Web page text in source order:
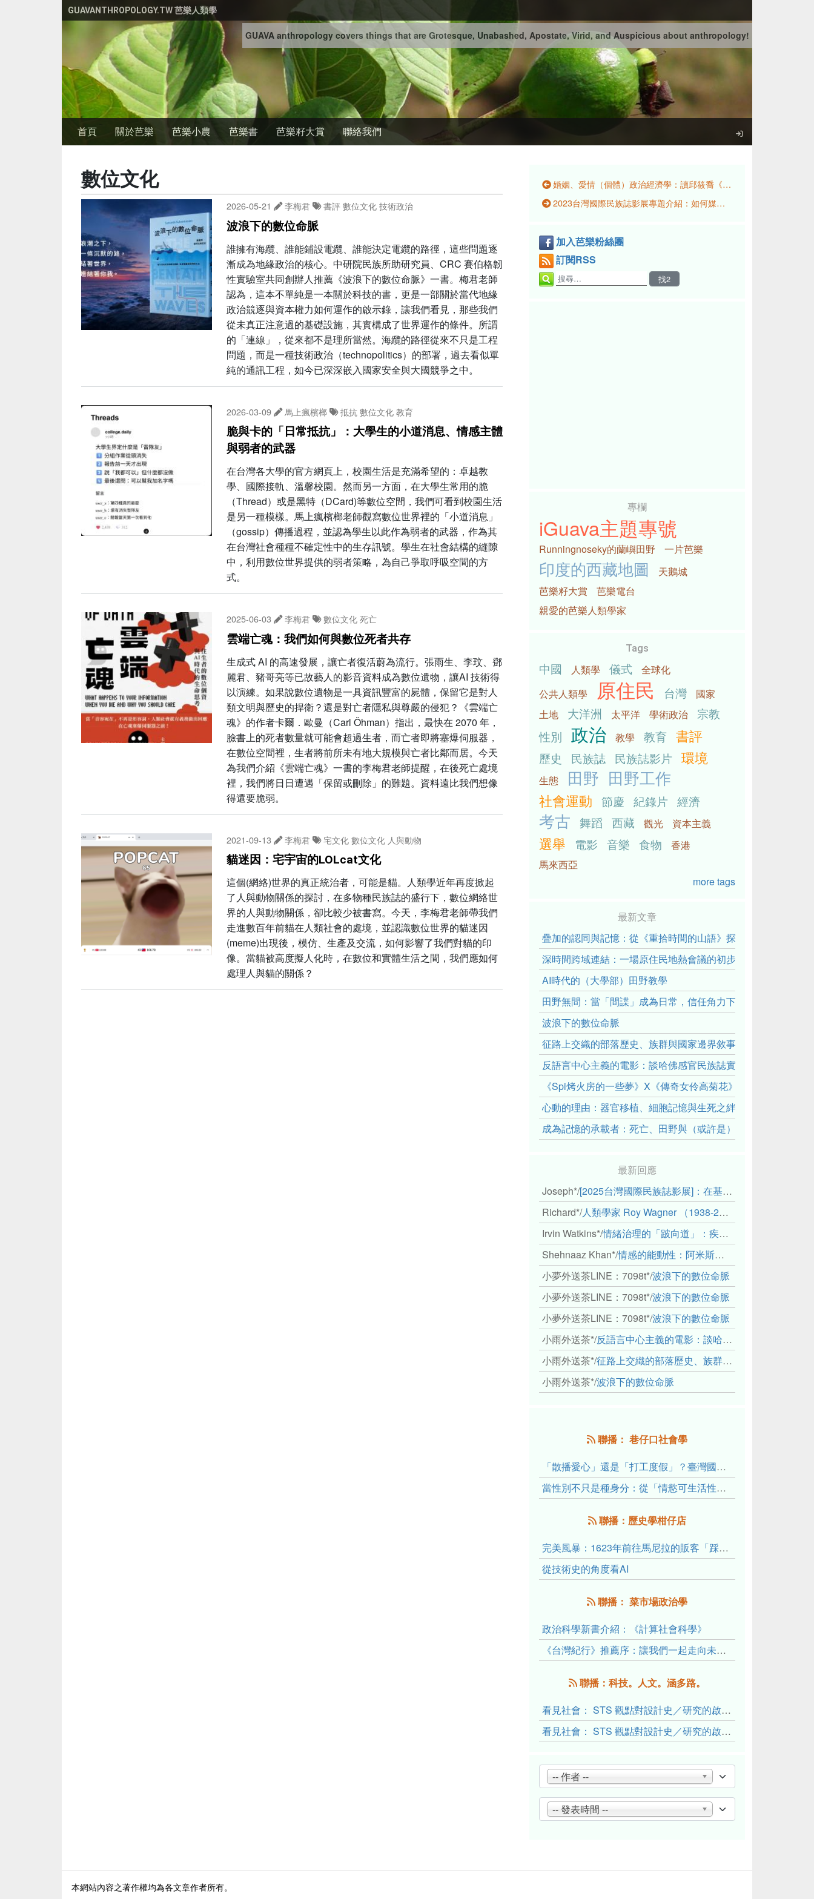
GUAVANTHROPOLOGY.TW 芭樂人類學
GUAVA anthropology covers things that are Grotesque, Unabashed, Apostate, Virid, and Auspicious about anthropology!
首頁 關於芭樂 芭樂小農 芭樂書 芭樂籽大賞 聯絡我們
數位文化
2026-05-21 李梅君 書評數位文化技術政治
波浪下的數位命脈
誰擁有海纜、誰能鋪設電纜、誰能決定電纜的路徑，這些問題逐
漸成為地緣政治的核心。中研院民族所助研究員、CRC 賽伯格韌
性實驗室共同創辦人推薦《波浪下的數位命脈》一書。梅君老師
認為，這本不單純是一本關於科技的書，更是一部關於當代地緣
政治競逐與資本權力如何運作的啟示錄，讓我們看見，那些我們
從未真正注意過的基礎設施，其實構成了世界運作的條件。所謂
的「連線」，從來都不是理所當然。海纜的路徑從來不只是工程
問題，而是一種技術政治（technopolitics）的部署，過去看似單
純的通訊工程，如今已深深嵌入國家安全與大國競爭之中。
2026-03-09 馬上瘋檳榔 抵抗 數位文化教育
脆與卡的「日常抵抗」：大學生的小道消息、情感主體
與弱者的武器
在台灣各大學的官方網頁上，校園生活是充滿希望的：卓越教
學、國際接軌、溫馨校園。然而另一方面，在大學生常用的脆
（Thread）或是黑特（DCard)等數位空間，我們可看到校園生活
是另一種模樣。馬上瘋檳榔老師觀寫數位世界裡的「小道消息」
（gossip）傳播過程，並認為學生以此作為弱者的武器，作為其
在台灣社會種種不確定性中的生存訊號。學生在社會結構的縫隙
中，利用數位世界提供的弱者策略，為自己爭取呼吸空間的方
式。
2025-06-03 李梅君 數位文化死亡
雲端亡魂：我們如何與數位死者共存
生成式 AI 的高速發展，讓亡者復活蔚為流行。張雨生、李玟、鄧
麗君、豬哥亮等已故藝人的影音資料成為數位遺物，讓AI 技術得
以演練。如果說數位遺物是一具資訊豐富的屍體，保留它是對人
類文明與歷史的捍衛？還是對亡者隱私與尊嚴的侵犯？《雲端亡
魂》的作者卡爾．歐曼（Carl Öhman）指出，最快在 2070 年，
臉書上的死者數量就可能會超過生者，而亡者即將塞爆伺服器，
在數位空間裡，生者將前所未有地大規模與亡者比鄰而居。今天
為我們介紹《雲端亡魂》一書的李梅君老師提醒，在後死亡處境
裡，我們將日日遭遇「保留或刪除」的難題。資料遠比我們想像
得還要脆弱。
2021-09-13 李梅君 宅文化數位文化 人與動物
貓迷因：宅宇宙的LOLcat文化
這個(網絡)世界的真正統治者，可能是貓。人類學近年再度掀起
了人與動物關係的探討，在多物種民族誌的盛行下，數位網絡世
界的人與動物關係，卻比較少被書寫。今天，李梅君老師帶我們
走進數百年前貓在人類社會的處境，並認識數位世界的貓迷因
(meme)出現後，模仿、生產及交流，如何影響了我們對貓的印
像。當貓被高度擬人化時，在數位和實體生活之間，我們應如何
處理人與貓的關係？
婚姻、愛情（個體）政治經濟學：讀邱筱喬《Visions of Marriage: Politics and Family on Kinmen, 1920–2020》
2023台灣國際民族誌影展專題介紹：如何媒介，怎樣記憶？尋找身分與歷史軌跡的影像行動
加入芭樂粉絲團
訂閱RSS
專欄
iGuava主題專號
Runningnoseky的蘭嶼田野 一片芭樂
印度的西藏地圖
天鵝城
芭樂籽大賞
芭樂電台
親愛的芭樂人類學家
Tags
中國 人類學 儀式
全球化
公共人類學
原住民 台灣
國家
土地
大洋洲 太平洋 學術政治
宗教
性別 政治 教學 教育 書評
歷史 民族誌 民族誌影片 環境
生態 田野 田野工作
社會運動 節慶 紀錄片 經濟
考古 舞蹈 西藏 觀光 資本主義
選舉 電影 音樂 食物
香港
馬來西亞
more tags
最新文章
疊加的認同與記憶：從《重拾時間的山語》探討「我們的」立
深時間跨域連結：一場原住民地熱會議的初步觀察
AI時代的（大學部）田野教學
田野無間：當「間諜」成為日常，信任角力下的情感伏流
波浪下的數位命脈
征路上交織的部落歷史、族群與國家邊界敘事： 《路有多長》
反語言中心主義的電影：談哈佛感官民族誌實驗室
《Spi烤火房的一些夢》X《傳奇女伶高菊花》： 透過紀錄片
心動的理由：器官移植、細胞記憶與生死之絆
成為記憶的承載者：死亡、田野與（或許是）人類學的成年禮
最新回應
Joseph*/[2025台灣國際民族誌影展]：在基礎設施的邊緣，聆聽人的呼吸
Richard*/人類學家 Roy Wagner （1938-2018）
Irvin Watkins*/情緒治理的「跛向道」：疾病與文化象徵的轉變舉例
Shehnaaz Khan*/情感的能動性：阿米斯音樂節的「對話觀察」
小夢外送茶LINE：7098t*/波浪下的數位命脈
小夢外送茶LINE：7098t*/波浪下的數位命脈
小夢外送茶LINE：7098t*/波浪下的數位命脈
小雨外送茶*/反語言中心主義的電影：談哈佛感官民族誌實驗室
小雨外送茶*/征路上交織的部落歷史、族群與國家邊界敘事： 《路有多長》、《高砂的翅膀》、《檔案／李光輝》
小雨外送茶*/波浪下的數位命脈
聯播： 巷仔口社會學
「散播愛心」還是「打工度假」？臺灣國內與跨國捐卵的利他修辭、金錢動機與身體代價
當性別不只是種身分：從「情慾可生活性」理解跨性別者的身體、慾望與認同探索
聯播：歷史學柑仔店
完美風暴：1623年前往馬尼拉的販客「踩線團」怎麼會困死於澎湖?
從技術史的角度看AI
聯播： 菜市場政治學
政治科學新書介紹：《計算社會科學》
《台灣紀行》推薦序：讓我們一起走向未來文明的備忘錄
聯播：科技。人文。涵多路。
看見社會： STS 觀點對設計史／研究的啟發與反思（下）
看見社會： STS 觀點對設計史／研究的啟發與反思（上）
-- 作者 --
-- 發表時間 --
本網站內容之著作權均為各文章作者所有。